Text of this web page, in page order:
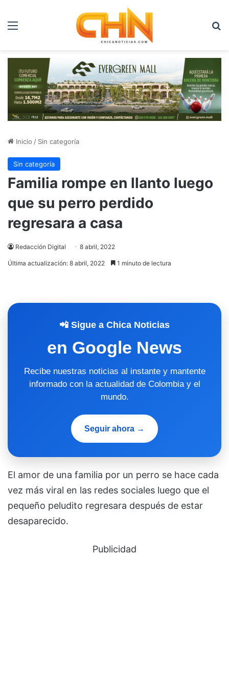
Menú
Inicio / Sin categoría
Sin categoría
Familia rompe en llanto luego
que su perro perdido
regresara a casa
Redacción Digital 8 abril, 2022
Última actualización: 8 abril, 2022 1 minuto de lectura
📲 Sigue a Chica Noticias
en Google News
Recibe nuestras noticias al instante y mantente
informado con la actualidad de Colombia y el
mundo.
Seguir ahora →
El amor de una familia por un perro se hace cada
vez más viral en las redes sociales luego que el
pequeño peludito regresara después de estar
desaparecido.
Publicidad